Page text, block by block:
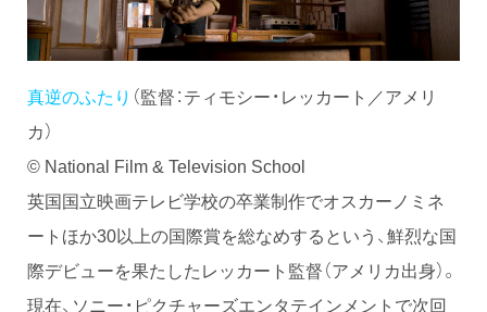
真逆のふたり （監督：ティモシー・レッカート／アメリ
カ）
© National Film & Television School
英国国立映画テレビ学校の卒業制作でオスカーノミネ
ートほか30以上の国際賞を総なめするという、鮮烈な国
際デビューを果たしたレッカート監督（アメリカ出身）。
現在、ソニー・ピクチャーズエンタテインメントで次回